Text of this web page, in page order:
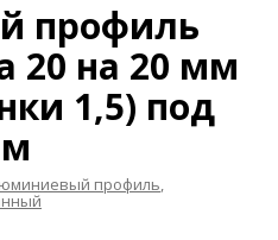
профиль
20 на 20 мм
1,5) под
профиль,